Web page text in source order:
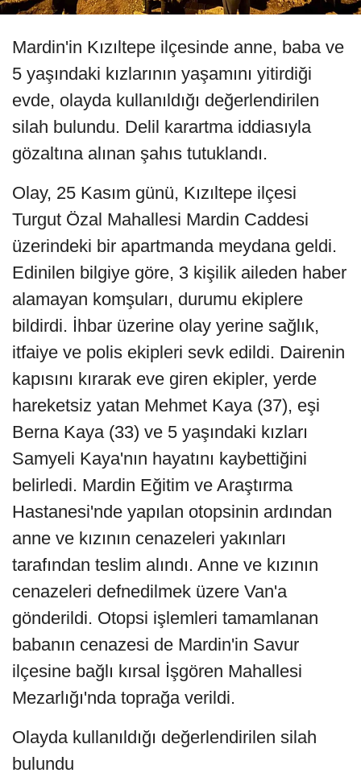
Mardin'in Kızıltepe ilçesinde anne, baba ve
5 yaşındaki kızlarının yaşamını yitirdiği
evde, olayda kullanıldığı değerlendirilen
silah bulundu. Delil karartma iddiasıyla
gözaltına alınan şahıs tutuklandı.
Olay, 25 Kasım günü, Kızıltepe ilçesi
Turgut Özal Mahallesi Mardin Caddesi
üzerindeki bir apartmanda meydana geldi.
Edinilen bilgiye göre, 3 kişilik aileden haber
alamayan komşuları, durumu ekiplere
bildirdi. İhbar üzerine olay yerine sağlık,
itfaiye ve polis ekipleri sevk edildi. Dairenin
kapısını kırarak eve giren ekipler, yerde
hareketsiz yatan Mehmet Kaya (37), eşi
Berna Kaya (33) ve 5 yaşındaki kızları
Samyeli Kaya'nın hayatını kaybettiğini
belirledi. Mardin Eğitim ve Araştırma
Hastanesi'nde yapılan otopsinin ardından
anne ve kızının cenazeleri yakınları
tarafından teslim alındı. Anne ve kızının
cenazeleri defnedilmek üzere Van'a
gönderildi. Otopsi işlemleri tamamlanan
babanın cenazesi de Mardin'in Savur
ilçesine bağlı kırsal İşgören Mahallesi
Mezarlığı'nda toprağa verildi.
Olayda kullanıldığı değerlendirilen silah
bulundu